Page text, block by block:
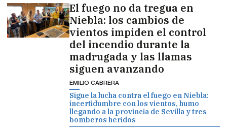
El fuego no da tregua en
Niebla: los cambios de
vientos impiden el control
del incendio durante la
madrugada y las llamas
siguen avanzando
EMILIO CABRERA
Sigue la lucha contra el fuego en Niebla:
incertidumbre con los vientos, humo
llegando a la provincia de Sevilla y tres
bomberos heridos